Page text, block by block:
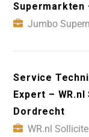
Supermarkten
Jumbo
Service
Expert –
Dordrecht
WR.nl